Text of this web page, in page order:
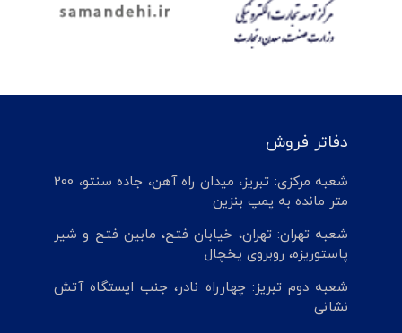
دفاتر فروش
شعبه مرکزی: تبریز، میدان راه آهن، جاده سنتو، 200
متر مانده به پمپ بنزین
شعبه تهران: تهران، خیابان فتح، مابین فتح و شیر
پاستوریزه، روبروی یخچال
شعبه دوم تبریز: چهارراه نادر، جنب ایستگاه آتش
نشانی